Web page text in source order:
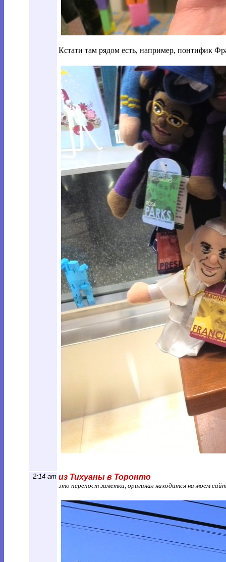
Кстати там рядом есть, например, понтифик
2:14 am из Тихуаны в Торонто
это перепост заметки, оригинал находится на моем